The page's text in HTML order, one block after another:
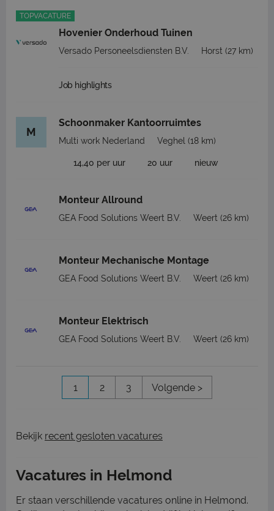
TOPVACATURE
Hovenier Onderhoud Tuinen
Versado Personeelsdiensten B.V. Horst (27 km)
Job highlights
M
Schoonmaker Kantoorruimtes
Multi work Nederland Veghel (18 km)
14,40 per uur 20 uur nieuw
Monteur Allround
GEA Food Solutions Weert B.V. Weert (26 km)
Monteur Mechanische Montage
GEA Food Solutions Weert B.V. Weert (26 km)
Monteur Elektrisch
GEA Food Solutions Weert B.V. Weert (26 km)
1 2 3 Volgende >
Bekijk recent gesloten vacatures
Vacatures in Helmond
Er staan verschillende vacatures online in Helmond.